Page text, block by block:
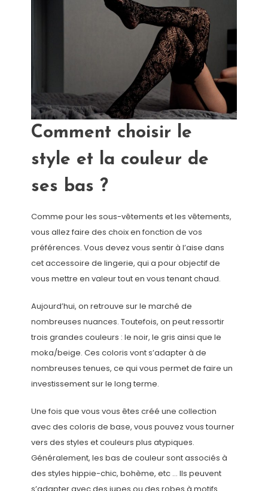
Comment choisir le
style et la couleur de
ses bas ?
Comme pour les sous-vêtements et les vêtements,
vous allez faire des choix en fonction de vos
préférences. Vous devez vous sentir à l’aise dans
cet accessoire de lingerie, qui a pour objectif de
vous mettre en valeur tout en vous tenant chaud.
Aujourd’hui, on retrouve sur le marché de
nombreuses nuances. Toutefois, on peut ressortir
trois grandes couleurs : le noir, le gris ainsi que le
moka/beige. Ces coloris vont s’adapter à de
nombreuses tenues, ce qui vous permet de faire un
investissement sur le long terme.
Une fois que vous vous êtes créé une collection
avec des coloris de base, vous pouvez vous tourner
vers des styles et couleurs plus atypiques.
Généralement, les bas de couleur sont associés à
des styles hippie-chic, bohème, etc … Ils peuvent